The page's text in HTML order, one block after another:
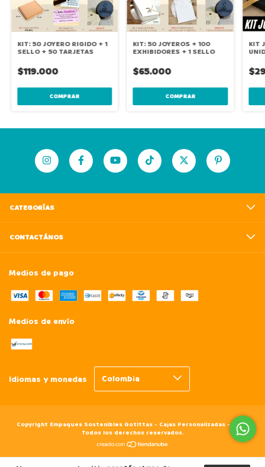
KIT: 50 JOYERO RIGIDO + 1
SELLO + 50 TARJETAS
$119.000
KIT: 50 JOYEROS + 100
EXHIBIDORES + 1 SELLO
$65.000
KIT
CATEGORÍAS
CONTACTÁNOS
Medios de pago
Medios de envío
Idiomas y monedas
Copyright Empaques Sostenibles Gotittas - Cajas Personalizadas - 2026.
Todos los derechos reservados.